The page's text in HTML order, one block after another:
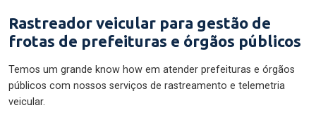
Rastreador veicular para gestão de
frotas de prefeituras e órgãos públicos
Temos um grande know how em atender prefeituras e órgãos
públicos com nossos serviços de rastreamento e telemetria
veicular.